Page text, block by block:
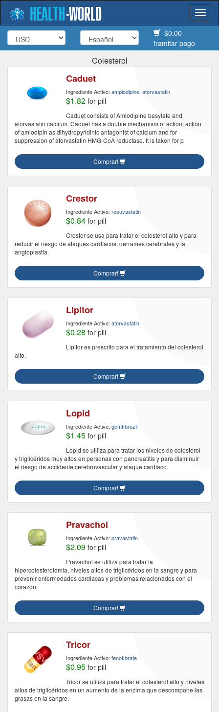
HEALTH-WORLD
$0.00
tramitar pago
Colesterol
Caduet
Ingrediente Activo: amplodipine, atorvastatin
$1.82 for pill
Caduet consists of Amlodipine besylate and
atorvastatin calcium. Caduet has a double mechanism of action; action
of amlodipin as dihydropyridinic antagonist of calcium and for
suppression of atorvastatin HMG-CoA reductase. It is taken for p
Comprar!
Crestor
Ingrediente Activo: rosuvastatin
$0.84 for pill
Crestor se usa para tratar el colesterol alto y para
reducir el riesgo de ataques cardíacos, derrames cerebrales y la
angioplastia.
Comprar!
Lipitor
Ingrediente Activo: atorvastatin
$0.28 for pill
Lipitor es prescrito para el tratamiento del colesterol
alto.
Comprar!
Lopid
Ingrediente Activo: gemfibrozil
$1.45 for pill
Lopid se utiliza para tratar los niveles de colesterol
y triglicéridos muy altos en personas con pancreatitis y para disminuir
el riesgo de accidente cerebrovascular y ataque cardíaco.
Comprar!
Pravachol
Ingrediente Activo: pravastatin
$2.09 for pill
Pravachol se utiliza para tratar la
hipercolesterolemia, niveles altos de triglicéridos en la sangre y para
prevenir enfermedades cardiacas y problemas relacionados con el
corazón.
Comprar!
Tricor
Ingrediente Activo: fenofibrate
$0.95 for pill
Tricor se utiliza para tratar el colesterol alto y niveles
altos de triglicéridos en un aumento de la enzima que descompone las
grasas en la sangre.